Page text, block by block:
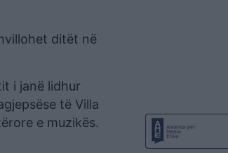
ditët në
i janë lidhur
të Villa
e muzikës.